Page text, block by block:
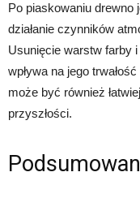
Po piaskowaniu drewno
działanie czynników
Usunięcie warstw farby
wpływa na jego
może być również
przyszłości.